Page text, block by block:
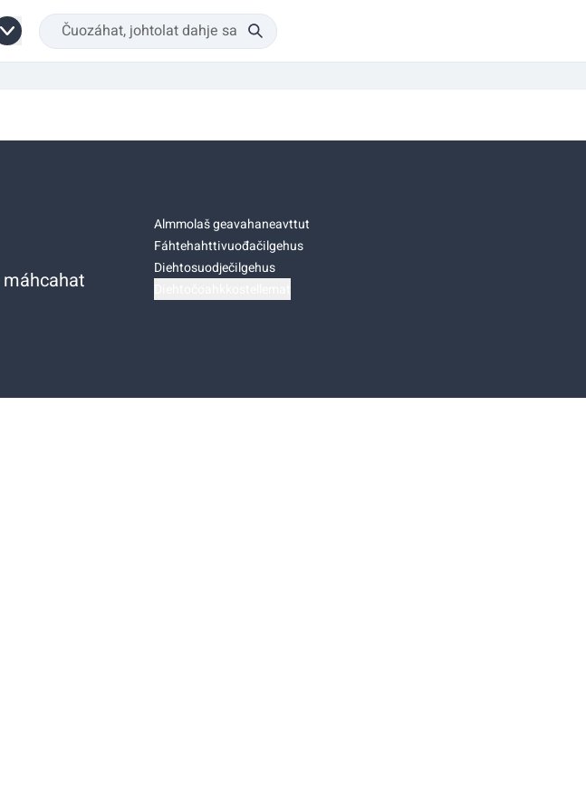
Almmolaš geavahaneavttut
Fáhtehahttivuođačilgehus
Diehtosuodječilgehus